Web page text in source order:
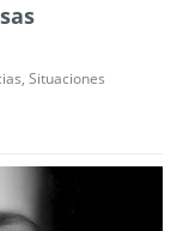
, Situaciones